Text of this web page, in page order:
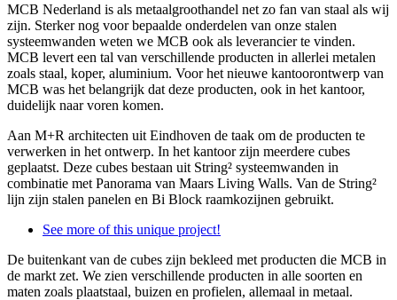
MCB Nederland is als metaalgroothandel net zo fan van staal als wij
zijn. Sterker nog voor bepaalde onderdelen van onze stalen
systeemwanden weten we MCB ook als leverancier te vinden.
MCB levert een tal van verschillende producten in allerlei metalen
zoals staal, koper, aluminium. Voor het nieuwe kantoorontwerp van
MCB was het belangrijk dat deze producten, ook in het kantoor,
duidelijk naar voren komen.
Aan M+R architecten uit Eindhoven de taak om de producten te
verwerken in het ontwerp. In het kantoor zijn meerdere cubes
geplaatst. Deze cubes bestaan uit String² systeemwanden in
combinatie met Panorama van Maars Living Walls. Van de String²
lijn zijn stalen panelen en Bi Block raamkozijnen gebruikt.
See more of this unique project!
De buitenkant van de cubes zijn bekleed met producten die MCB in
de markt zet. We zien verschillende producten in alle soorten en
maten zoals plaatstaal, buizen en profielen, allemaal in metaal.